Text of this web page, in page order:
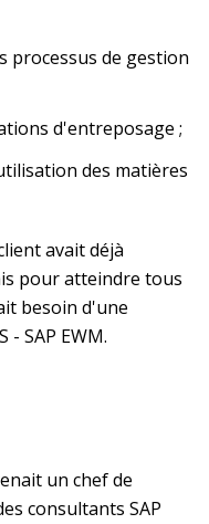
processus de gestion
d'entreposage ;
des matières
avait déjà
pour atteindre tous
besoin d'une
- SAP EWM.
un chef de
consultants SAP